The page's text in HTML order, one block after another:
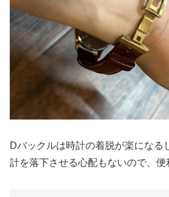
Dバックルは時計の着脱が楽になる
計を落下させる心配もないので、便